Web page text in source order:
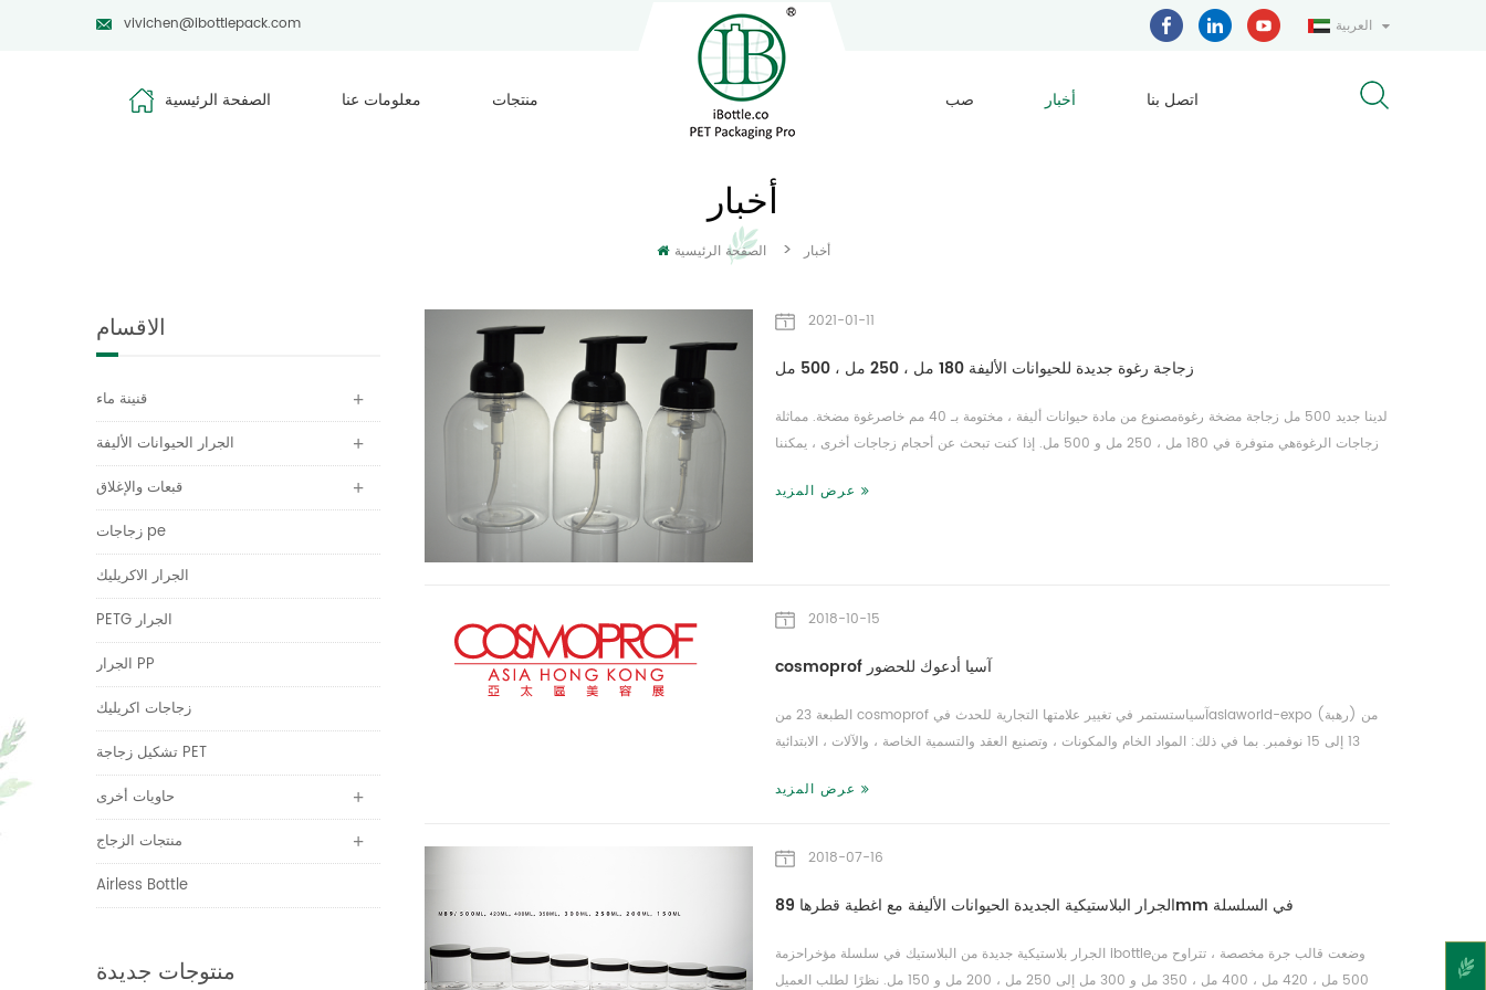
vivichen@ibottlepack.com العربية
الصفحة الرئيسية معلومات عنا منتجات صب أخبار اتصل بنا
أخبار
الصفحة الرئيسية > أخبار
2021-01-11
زجاجة رغوة جديدة للحيوانات الأليفة 180 مل ، 250 مل ، 500 مل
لدينا جديد 500 مل زجاجة مضخة رغوةمصنوع من مادة حيوانات أليفة ، مختومة بـ 40 مم خاصرغوة مضخة. مماثلة
زجاجات الرغوةهي متوفرة في 180 مل ، 250 مل و 500 مل. إذا كنت تبحث عن أحجام زجاجات أخرى ، يمكننا
الفت...
عرض المزيد
2018-10-15
cosmoprof آسيا أدعوك للحضور
الطبعة 23 من cosmoprof آسياستستمر في تغيير علامتها التجارية للحدث فيasiaworld-expo (رهبة) من
13 إلى 15 نوفمبر. بما في ذلك: المواد الخام والمكونات ، وتصنيع العقد والتسمية الخاصة ، والآلات ، الابتدائية
عرض المزيد
2018-07-16
الجرار البلاستيكية الجديدة الحيوانات الأليفة مع اغطية قطرها 89mm في السلسلة
الجرار بلاستيكية جديدة من البلاستيك في سلسلة مؤخراحزمة ibottleوضعت قالب جرة مخصصة ، تتراوح من
500 مل ، 420 مل ، 400 مل ، 350 مل و 300 مل إلى 250 مل ، 200 مل و 150 مل. نظرًا لطلب العميل
الاقسام
قنينة ماء
الجرار الحيوانات الأليفة
قبعات والإغلاق
زجاجات pe
الجرار الاكريليك
PETG الجرار
الجرار PP
زجاجات اكريليك
تشكيل زجاجة PET
حاويات أخرى
منتجات الزجاج
Airless Bottle
منتوجات جديدة